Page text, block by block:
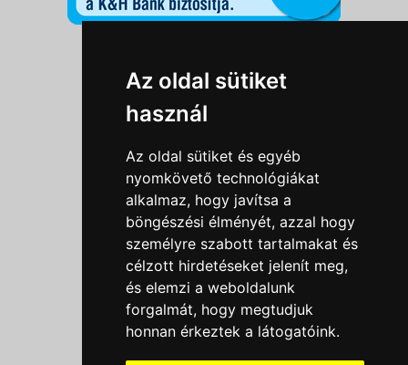
Az oldal sütiket
használ
Az oldal sütiket és egyéb
nyomkövető technológiákat
alkalmaz, hogy javítsa a
böngészési élményét, azzal hogy
személyre szabott tartalmakat és
célzott hirdetéseket jelenít meg,
és elemzi a weboldalunk
forgalmát, hogy megtudjuk
honnan érkeztek a látogatóink.
Információk
Általános szerződési feltételek
Impresszum
Nyereményjáték szabály
Outlet nap nyereményjáték szabályzat
Süti beállítások
Menü
Ajánlatkérés
Szakmai tippek / Újdonságok
Kapcsolat